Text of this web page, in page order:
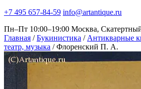
+7 495 657-84-59 info@artantique.ru
Пн–Пт 10:00–19:00 Москва,
Главная / Букинистика / Антикварные
театр, музыка / Флоренский П. А.